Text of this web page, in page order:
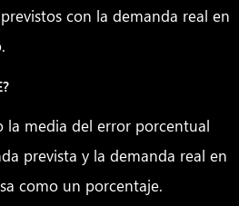
con la demanda real en
la media del error porcentual
prevista y la demanda real en
como un porcentaje.